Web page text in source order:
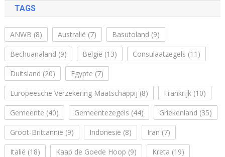
TAGS
ANWB (8) Australië (7) Basutoland (9)
Bechuanaland (9) België (13) Consulaatzegels (11)
Duitsland (20) Egypte (7)
Europeesche Verzekering Maatschappij (8) Frankrijk(10)
Gemeente (40) Gemeentezegels (44) Griekenland (35)
Groot-Brittannië (9) Indonesië (8) Iran (7)
Italië (18) Kaap de Goede Hoop (9) Kreta (19)